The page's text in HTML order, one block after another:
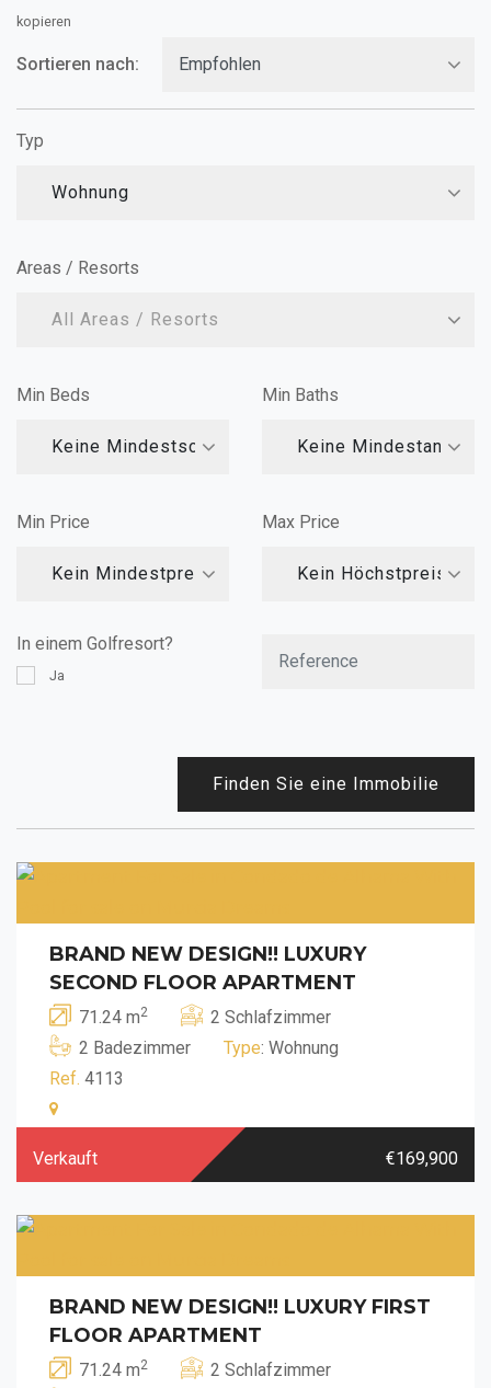
kopieren
Sortieren nach:
Typ
Wohnung
Areas / Resorts
All Areas / Resorts
Min Beds
Keine Mindestschlafzimmer
Min Baths
Keine Mindestanzahl
Min Price
Kein Mindestpreis
Max Price
Kein Höchstpreis
In einem Golfresort?
Ja
Finden Sie eine Immobilie
BRAND NEW DESIGN!! LUXURY
SECOND FLOOR APARTMENT
71.24 m2
2 Schlafzimmer
2 Badezimmer
Type: Wohnung
Ref. 4113
Verkauft €169,900
BRAND NEW DESIGN!! LUXURY FIRST
FLOOR APARTMENT
71.24 m2
2 Schlafzimmer